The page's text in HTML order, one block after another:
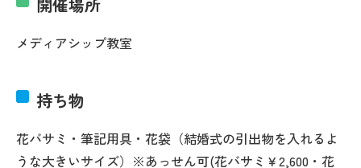
メディアシップ教室
持ち物
花バサミ・筆記用具・花袋（結婚式の引出物を入れるよ
うな大きいサイズ）※あっせん可(花バサミ￥2,600・花